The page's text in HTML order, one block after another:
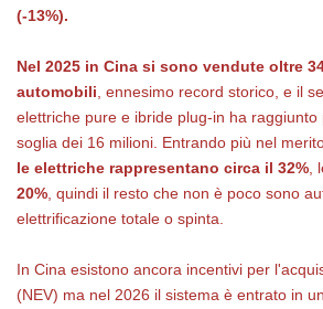
(-13%).
Nel 2025 in Cina si sono vendute oltre
automobili , ennesimo record storico, e il
elettriche pure e ibride plug-in ha raggiunto
soglia dei 16 milioni. Entrando più nel
le elettriche rappresentano circa il 32% ,
20% , quindi il resto che non è poco sono
elettrificazione totale o spinta.
In Cina esistono ancora incentivi per
(NEV) ma nel 2026 il sistema è entrato in